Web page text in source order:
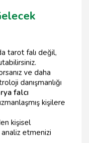
tarot falı değil,
ve daha
danışmanlığı
falcı
kişilere
kişisel
etmenizi